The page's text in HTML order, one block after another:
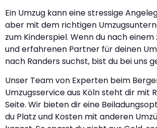
Ein Umzug kann eine stressige
aber mit dem richtigen
zum Kinderspiel. Wenn du nach
und erfahrenen Partner für deinen
nach Randers suchst, bist du bei uns
Unser Team von Experten beim
Umzugsservice aus Köln steht dir mit
Seite. Wir bieten dir eine
du Platz und Kosten mit anderen